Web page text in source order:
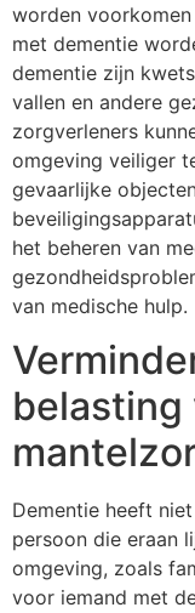
worden
met dementie
dementie zijn
vallen en andere
zorgverleners
omgeving veiliger
gevaarlijke
het beheren van
van medische hulp.
belasting
Dementie heeft
persoon die eraan
omgeving, zoals
voor iemand met